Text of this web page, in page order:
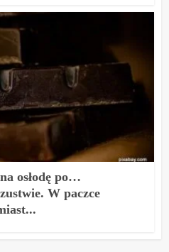
osłodę po…
W paczce